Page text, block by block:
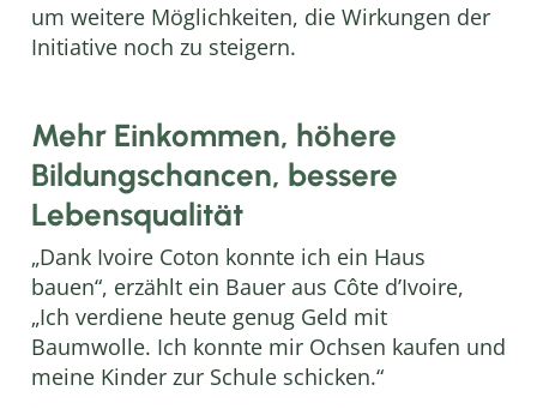
um weitere Möglichkeiten, die Wirkungen der
Initiative noch zu steigern.
Mehr Einkommen, höhere
Bildungschancen, bessere
Lebensqualität
„Dank Ivoire Coton konnte ich ein Haus
bauen“, erzählt ein Bauer aus Côte d’Ivoire,
„Ich verdiene heute genug Geld mit
Baumwolle. Ich konnte mir Ochsen kaufen und
meine Kinder zur Schule schicken.“